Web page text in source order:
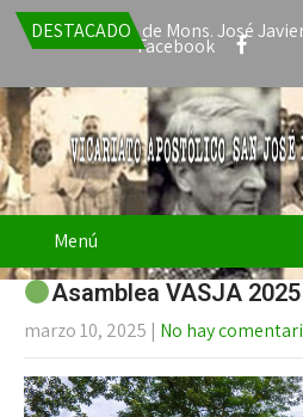
DESTACADO
la renuncia de Mons. José Javier
Facebook
Menú
Asamblea VASJA 2025
marzo 10, 2025 | No hay